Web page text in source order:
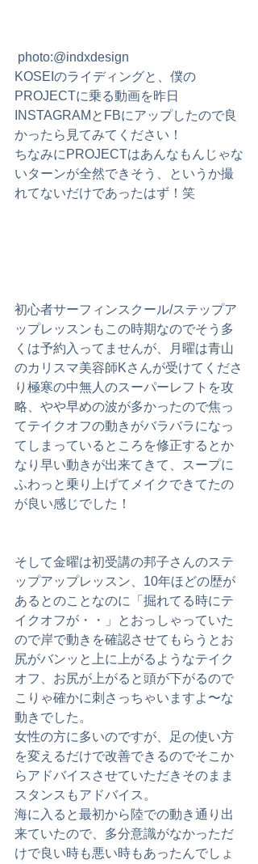
photo:@indxdesign
KOSEIのライディングと、僕の
PROJECTに乗る動画を昨日
INSTAGRAMとFBにアップしたので良
かったら見てみてください！
ちなみにPROJECTはあんなもんじゃな
いターンが全然できそう、というか撮
れてないだけであったはず！笑
初心者サーフィンスクール/ステップア
ップレッスンもこの時期なのでそう多
くは予約入ってませんが、月曜は青山
のカリスマ美容師Kさんが受けてくださ
り極寒の中無人のスーパーレフトを攻
略、やや早めの波が多かったので焦っ
てテイクオフの動きがバラバラになっ
てしまっているところを修正するとか
なり早い動きが出来てきて、スープに
ふわっと乗り上げてメイクできてたの
が良い感じでした！
そして金曜は初受講の邦子さんのステ
ップアップレッスン、10年ほどの歴が
あるとのことなのに「掘れてる時にテ
イクオフが・・」とおっしゃっていた
ので岸で動きを確認させてもらうとお
尻がバンッと上に上がるようなテイク
オフ、お尻が上がると頭が下がるので
こりゃ確かに刺さっちゃいますよ〜な
動きでした。
女性の方に多いのですが、足の使い方
を変えるだけで改善できるのでそこか
らアドバイスさせていただきそのまま
スタンスもアドバイス。
海に入ると最初から陸での動き通り出
来ていたので、多分意識がなかっただ
けで良い時も悪い時もあったんでしょ